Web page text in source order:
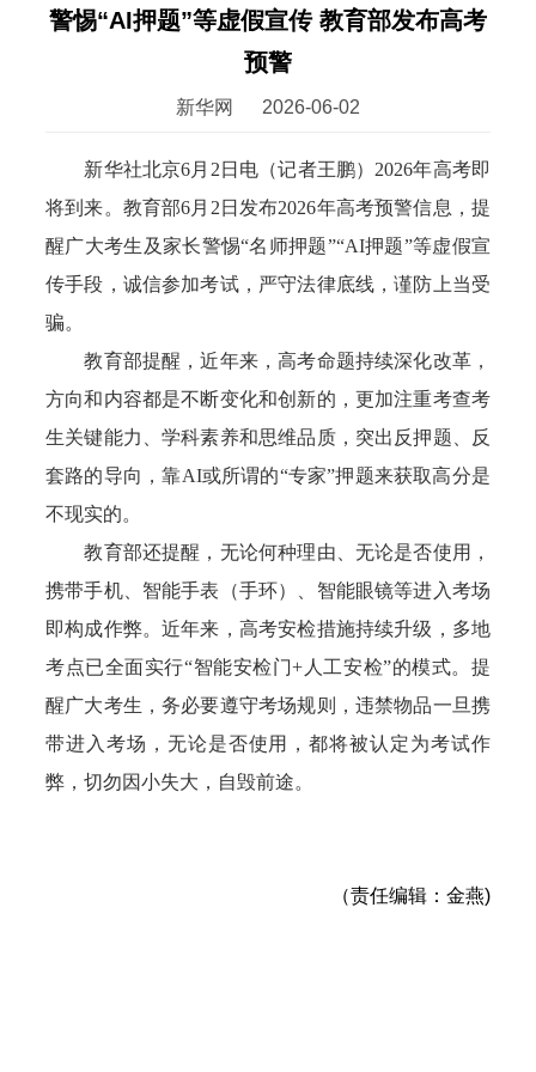
警惕“AI押题”等虚假宣传 教育部发布高考
预警
新华网 2026-06-02
新华社北京6月2日电（记者王鹏）2026年高考即
将到来。教育部6月2日发布2026年高考预警信息，提
醒广大考生及家长警惕“名师押题”“AI押题”等虚假宣
传手段，诚信参加考试，严守法律底线，谨防上当受
骗。
教育部提醒，近年来，高考命题持续深化改革，
方向和内容都是不断变化和创新的，更加注重考查考
生关键能力、学科素养和思维品质，突出反押题、反
套路的导向，靠AI或所谓的“专家”押题来获取高分是
不现实的。
教育部还提醒，无论何种理由、无论是否使用，
携带手机、智能手表（手环）、智能眼镜等进入考场
即构成作弊。近年来，高考安检措施持续升级，多地
考点已全面实行“智能安检门+人工安检”的模式。提
醒广大考生，务必要遵守考场规则，违禁物品一旦携
带进入考场，无论是否使用，都将被认定为考试作
弊，切勿因小失大，自毁前途。
（责任编辑：金燕)